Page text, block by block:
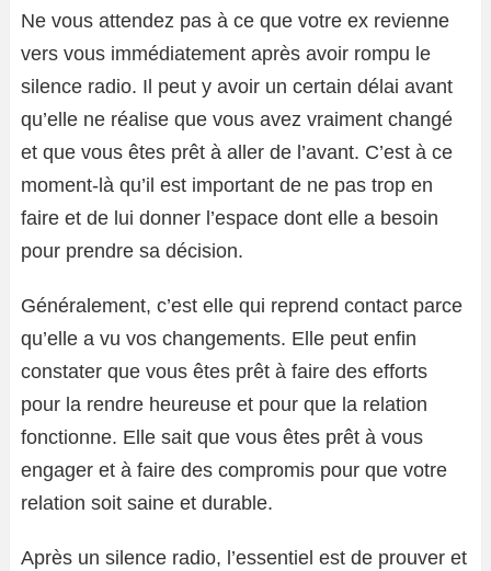
Ne vous attendez pas à ce que votre ex revienne
vers vous immédiatement après avoir rompu le
silence radio. Il peut y avoir un certain délai avant
qu’elle ne réalise que vous avez vraiment changé
et que vous êtes prêt à aller de l’avant. C’est à ce
moment-là qu’il est important de ne pas trop en
faire et de lui donner l’espace dont elle a besoin
pour prendre sa décision.
Généralement, c’est elle qui reprend contact parce
qu’elle a vu vos changements. Elle peut enfin
constater que vous êtes prêt à faire des efforts
pour la rendre heureuse et pour que la relation
fonctionne. Elle sait que vous êtes prêt à vous
engager et à faire des compromis pour que votre
relation soit saine et durable.
Après un silence radio, l’essentiel est de prouver et